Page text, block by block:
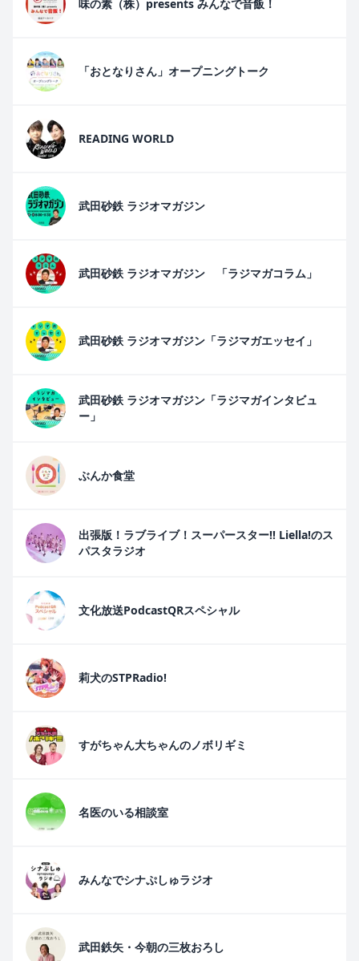
味の素（株）presents みんなで音飯！
「おとなりさん」オープニングトーク
READING WORLD
武田砂鉄 ラジオマガジン
武田砂鉄 ラジオマガジン 「ラジマガコラム」
武田砂鉄 ラジオマガジン「ラジマガエッセイ」
武田砂鉄 ラジオマガジン「ラジマガインタビュ
ー」
ぶんか食堂
出張版！ラブライブ！スーパースター!! Liella!のス
パスタラジオ
文化放送PodcastQRスペシャル
莉犬のSTPRadio!
すがちゃん大ちゃんのノボリギミ
名医のいる相談室
みんなでシナぷしゅラジオ
武田鉄矢・今朝の三枚おろし